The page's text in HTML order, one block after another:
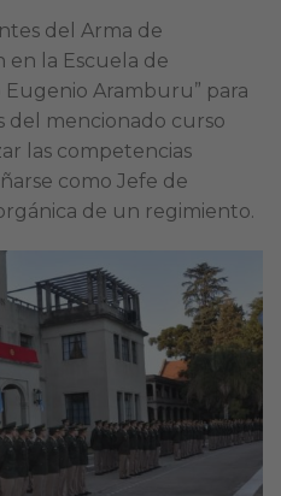
del Arma de
en la Escuela de
Aramburu” para
del mencionado curso
las competencias
como Jefe de
de un regimiento.